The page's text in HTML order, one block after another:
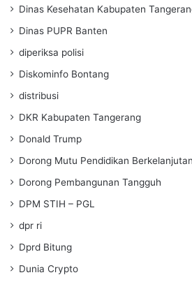
Dinas Kesehatan Kabupaten
Dinas PUPR Banten
diperiksa polisi
Diskominfo Bontang
distribusi
DKR Kabupaten Tangerang
Donald Trump
Dorong Mutu Pendidikan Berkelanjutan
Dorong Pembangunan Tangguh
DPM STIH – PGL
dpr ri
Dprd Bitung
Dunia Crypto